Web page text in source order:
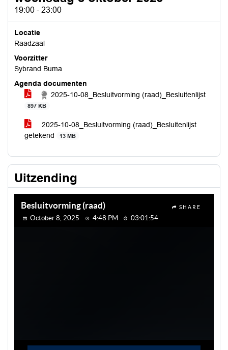
19:00 - 23:00
Locatie
Raadzaal
Voorzitter
Sybrand Buma
Agenda documenten
2025-10-08_Besluitvorming (raad)_Besluitenlijst
897 KB
2025-10-08_Besluitvorming (raad)_Besluitenlijst
getekend
13 MB
Uitzending